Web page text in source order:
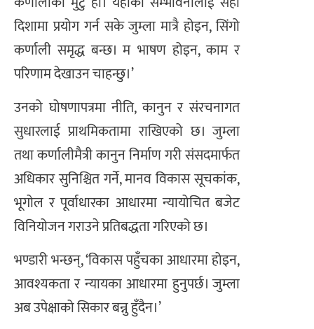
दिशामा प्रयोग गर्न सके जुम्ला मात्रै होइन, सिंगो
कर्णाली समृद्ध बन्छ। म भाषण होइन, काम र
परिणाम देखाउन चाहन्छु।’
उनको घोषणापत्रमा नीति, कानुन र संरचनागत
सुधारलाई प्राथमिकतामा राखिएको छ। जुम्ला
तथा कर्णालीमैत्री कानुन निर्माण गरी संसदमार्फत
अधिकार सुनिश्चित गर्ने, मानव विकास सूचकांक,
भूगोल र पूर्वाधारका आधारमा न्यायोचित बजेट
विनियोजन गराउने प्रतिबद्धता गरिएको छ।
भण्डारी भन्छन्, ‘विकास पहुँचका आधारमा होइन,
आवश्यकता र न्यायका आधारमा हुनुपर्छ। जुम्ला
अब उपेक्षाको सिकार बन्नु हुँदैन।’